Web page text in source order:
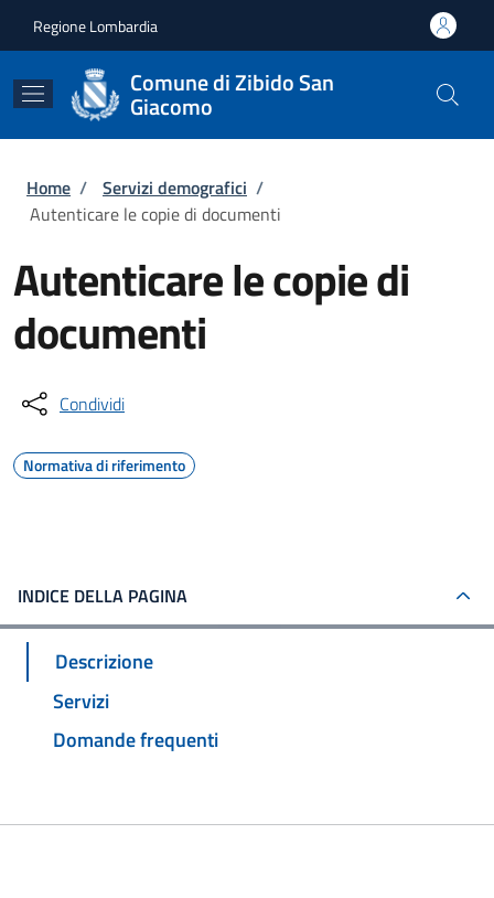
Regione Lombardia
Comune di Zibido San
Giacomo
Briciole di pane
Home / Servizi demografici /
Autenticare le copie di documenti
Autenticare le copie di
documenti
Condividi
Normativa di riferimento
INDICE DELLA PAGINA
Descrizione
Servizi
Domande frequenti